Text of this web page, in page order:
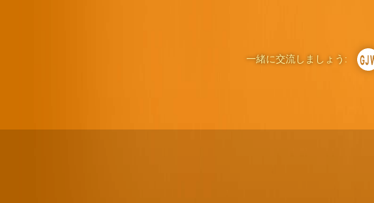
一緒に交流しましょう: